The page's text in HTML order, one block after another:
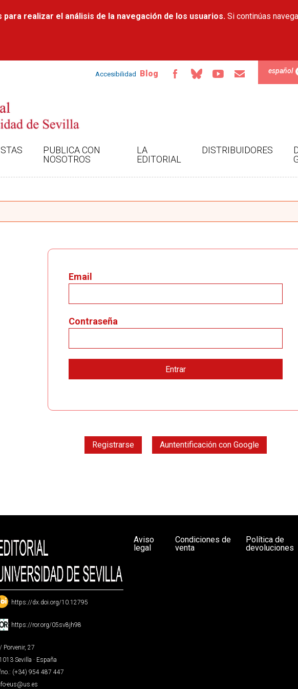
contenido
realizar el análisis de la navegación de los usuarios. Si continúas
Accesibilidad Blog español
PUBLICA CON
NOSOTROS
LA
EDITORIAL
DISTRIBUIDORES
Email
Contraseña
Registrarse Auntentificación con Google
: https://dx.doi.org/10.12795
: https://ror.org/05sv8jh98
Porvenir, 27
Sevilla · España
(+34) 954 487 447
eus@us.es
Aviso
legal
Condiciones de
venta
Política de
devoluciones